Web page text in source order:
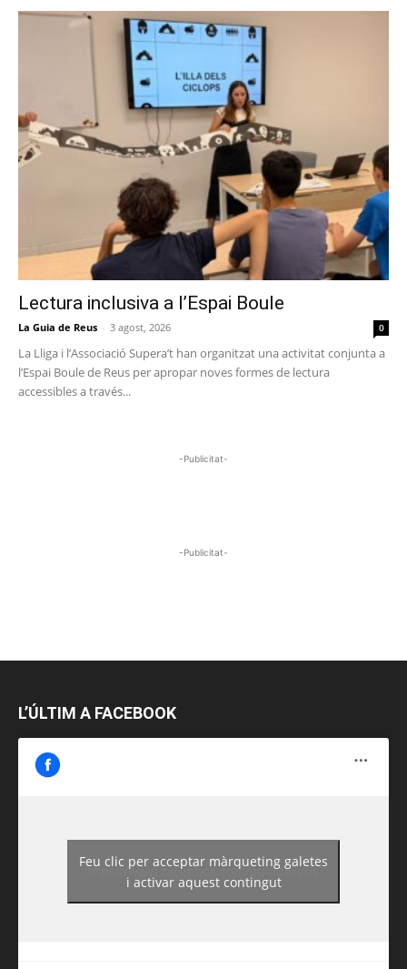
Lectura inclusiva a l’Espai Boule
La Guia de Reus - 3 agost, 2026 0
La Lliga i l’Associació Supera’t han organitzat una activitat conjunta a
l’Espai Boule de Reus per apropar noves formes de lectura
accessibles a través...
-Publicitat-
-Publicitat-
L’ÚLTIM A FACEBOOK
https://www.facebook.com/guiadereus/
Feu clic per acceptar màrqueting galetes
i activar aquest contingut